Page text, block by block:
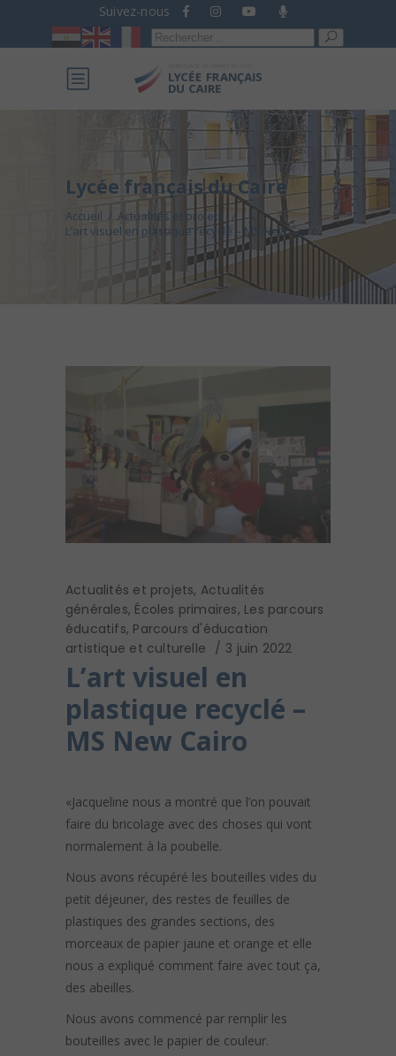
Suivez-nous
Recherche
pour :
Lycée français du Caire
Accueil / Actualités et projets
/
L’art visuel en plastique recyclé – MS New Cairo
Actualités et projets, Actualités
générales, Écoles primaires, Les parcours
éducatifs, Parcours d'éducation
artistique et culturelle
3 juin 2022
L’art visuel en
plastique recyclé –
MS New Cairo
«Jacqueline nous a montré que l’on pouvait
faire du bricolage avec des choses qui vont
normalement à la poubelle.
Nous avons récupéré les bouteilles vides du
petit déjeuner, des restes de feuilles de
plastiques des grandes sections, des
morceaux de papier jaune et orange et elle
nous a expliqué comment faire avec tout ça,
des abeilles.
Nous avons commencé par remplir les
bouteilles avec le papier de couleur.